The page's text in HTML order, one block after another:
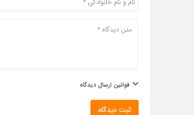
قوانین ارسال دیدگاه
ثبت دیدگاه